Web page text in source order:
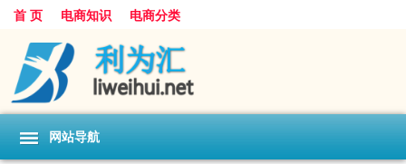
首 页 电商知识 电商分类
网站导航